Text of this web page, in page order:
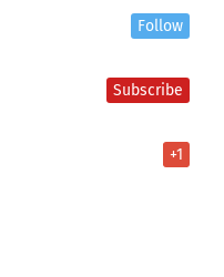
Follow
Subscribe
+1